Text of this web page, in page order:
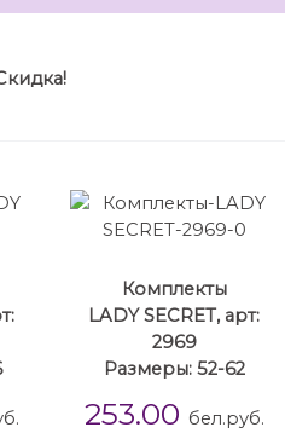
Комплекты
LADY SECRET, арт:
2969
Размеры: 52-62
253.00 бел.руб.